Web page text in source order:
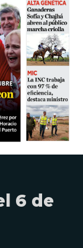
6 de